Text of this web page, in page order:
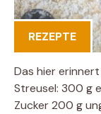
REZEPTE
Das hier
Streusel: 300 g
Zucker 200 g